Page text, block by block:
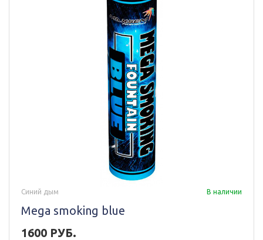
Синий дым В наличии
Mega smoking blue
1600 РУБ.